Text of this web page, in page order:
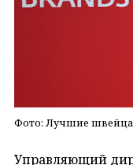
Фото: Лучшие
Управляющий